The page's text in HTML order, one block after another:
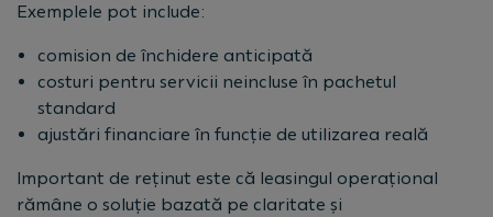
Exemplele pot include:
comision de închidere anticipată
costuri pentru servicii neincluse în pachetul
standard
ajustări financiare în funcție de utilizarea reală
Important de reținut este că leasingul operațional
rămâne o soluție bazată pe claritate și